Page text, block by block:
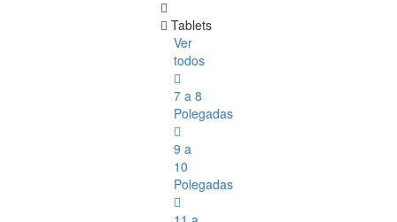
Tablets
Ver
todos
7 a 8
Polegadas
9 a
10
Polegadas